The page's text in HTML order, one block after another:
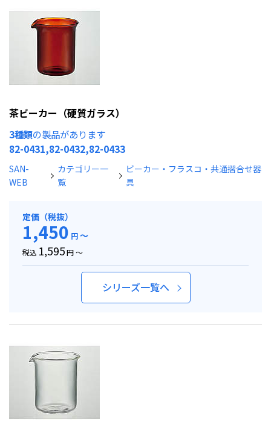
茶ビーカー（硬質ガラス）
3種類の製品があります
82-0431,82-0432,82-0433
SAN-
WEB
カテゴリー一
覧
ビーカー・フラスコ・共通摺合せ器
具
定価（税抜）
1,450 円～
税込 1,595円 ～
シリーズ一覧へ